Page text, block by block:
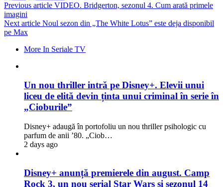
Previous article VIDEO. Bridgerton, sezonul 4. Cum arată primele
imagini
Next article Noul sezon din „The White Lotus” este deja disponibil
pe Max
More In Seriale TV
Un nou thriller intră pe Disney+. Elevii unui
liceu de elită devin ținta unui criminal în serie în
„Cioburile”
Disney+ adaugă în portofoliu un nou thriller psihologic cu
parfum de anii ’80. „Ciob…
2 days ago
Disney+ anunță premierele din august. Camp
Rock 3, un nou serial Star Wars și sezonul 14